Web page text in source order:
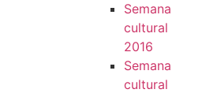
Semana
cultural
2016
Semana
cultural